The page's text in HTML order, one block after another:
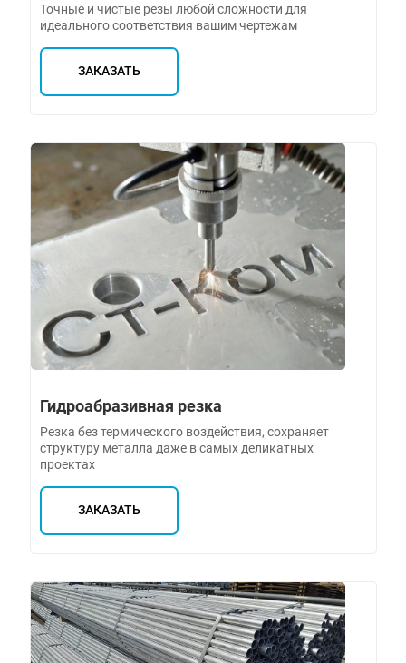
Точные и чистые резы любой сложности для
идеального соответствия вашим чертежам
ЗАКАЗАТЬ
Гидроабразивная резка
Резка без термического воздействия, сохраняет
структуру металла даже в самых деликатных
проектах
ЗАКАЗАТЬ